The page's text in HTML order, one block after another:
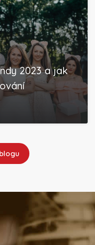
2023 a jak